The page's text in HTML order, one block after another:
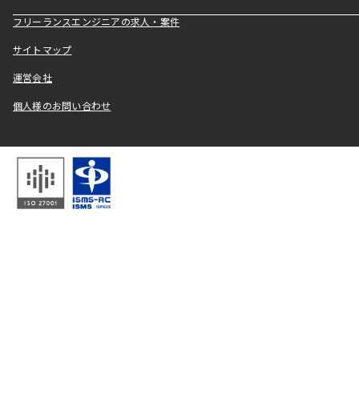
フリーランスエンジニアの求人・案件
サイトマップ
運営会社
個人様のお問い合わせ